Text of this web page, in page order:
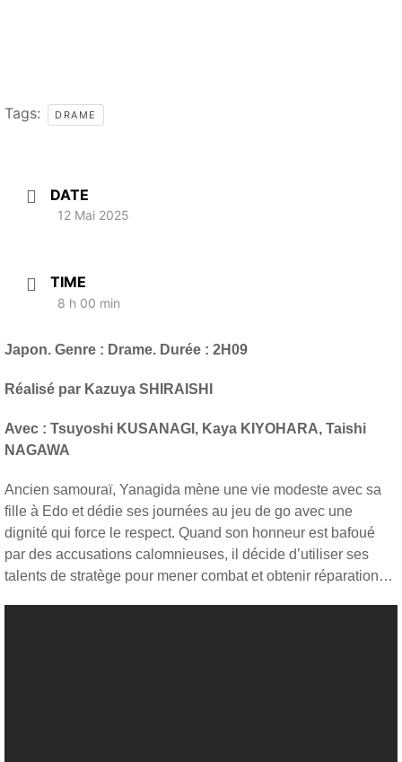
Tags: DRAME
DATE
12 Mai 2025
TIME
8 h 00 min
Japon. Genre : Drame. Durée : 2H09
Réalisé par Kazuya SHIRAISHI
Avec : Tsuyoshi KUSANAGI, Kaya KIYOHARA, Taishi
NAGAWA
Ancien samouraï, Yanagida mène une vie modeste avec sa
fille à Edo et dédie ses journées au jeu de go avec une
dignité qui force le respect. Quand son honneur est bafoué
par des accusations calomnieuses, il décide d’utiliser ses
talents de stratège pour mener combat et obtenir réparation…